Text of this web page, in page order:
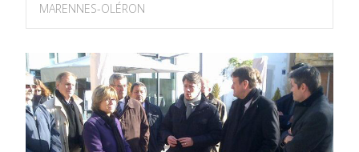
MARENNES-OLÉRON